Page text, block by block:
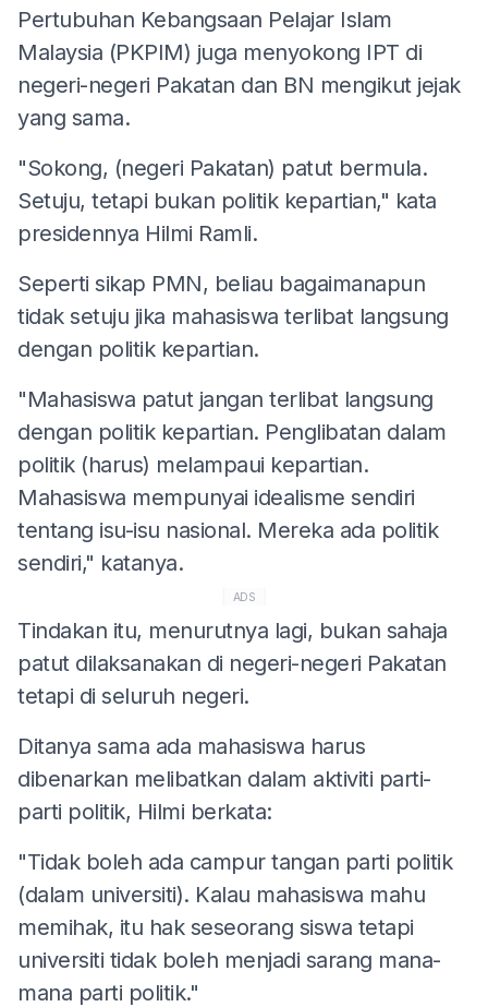
Pertubuhan Kebangsaan Pelajar Islam
Malaysia (PKPIM) juga menyokong IPT di
negeri-negeri Pakatan dan BN mengikut jejak
yang sama.
"Sokong, (negeri Pakatan) patut bermula.
Setuju, tetapi bukan politik kepartian," kata
presidennya Hilmi Ramli.
Seperti sikap PMN, beliau bagaimanapun
tidak setuju jika mahasiswa terlibat langsung
dengan politik kepartian.
"Mahasiswa patut jangan terlibat langsung
dengan politik kepartian. Penglibatan dalam
politik (harus) melampaui kepartian.
Mahasiswa mempunyai idealisme sendiri
tentang isu-isu nasional. Mereka ada politik
sendiri," katanya.
ADS
Tindakan itu, menurutnya lagi, bukan sahaja
patut dilaksanakan di negeri-negeri Pakatan
tetapi di seluruh negeri.
Ditanya sama ada mahasiswa harus
dibenarkan melibatkan dalam aktiviti parti-
parti politik, Hilmi berkata:
"Tidak boleh ada campur tangan parti politik
(dalam universiti). Kalau mahasiswa mahu
memihak, itu hak seseorang siswa tetapi
universiti tidak boleh menjadi sarang mana-
mana parti politik."